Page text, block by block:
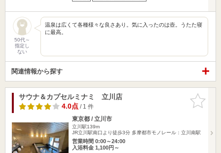
50代～
指定し
ない
温泉は広くて各種様々な良さあり。気に入ったのは壺。うたた寝
に最高。
関連情報から探す
お気に入
りに追加
サウナ＆カプセルミナミ 立川店
4.0点/ 1 件
東京都 / 立川市
立川駅139m
JR立川駅南口より徒歩3分 多摩都市モノレール：立川南駅
営業時間 0:00～24:00
入浴料金 1,100円～